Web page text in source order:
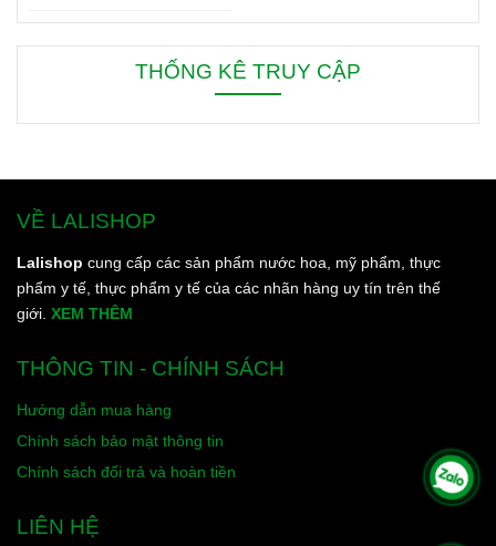
cơ thể thơm ngát từ sáng
đến tối, từ đầu đến chân.
THỐNG KÊ TRUY CẬP
VỀ LALISHOP
Lalishop cung cấp các sản phẩm nước hoa, mỹ phẩm, thực
phẩm y tế, thực phẩm y tế của các nhãn hàng uy tín trên thế
giới. XEM THÊM
THÔNG TIN - CHÍNH SÁCH
Hướng dẫn mua hàng
Chính sách bảo mật thông tin
Chính sách đổi trả và hoàn tiền
LIÊN HỆ